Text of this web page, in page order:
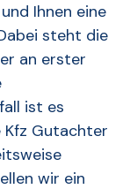
Ihnen eine
steht die
an erster
ist es
Kfz Gutachter
wir ein